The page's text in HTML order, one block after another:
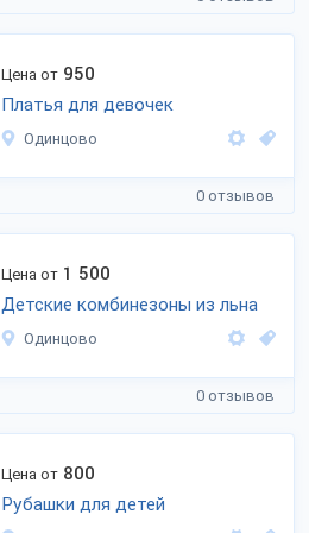
Цена от 950
Платья для девочек
Одинцово
0 отзывов
Цена от 1 500
Детские комбинезоны из льна
Одинцово
0 отзывов
Цена от 800
Рубашки для детей